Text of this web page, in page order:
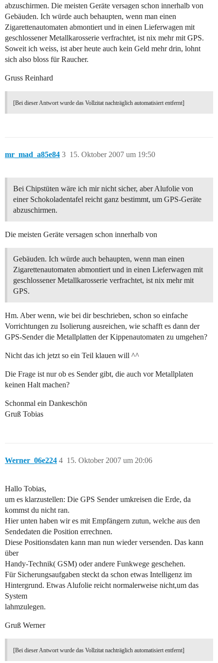
abzuschirmen. Die meisten Geräte versagen schon innerhalb von
Gebäuden. Ich würde auch behaupten, wenn man einen
Zigarettenautomaten abmontiert und in einen Lieferwagen mit
geschlossener Metallkarosserie verfrachtet, ist nix mehr mit GPS.
Soweit ich weiss, ist aber heute auch kein Geld mehr drin, lohnt
sich also bloss für Raucher.
Gruss Reinhard
[Bei dieser Antwort wurde das Vollzitat nachträglich automatisiert entfernt]
mr_mad_a85e84 15. Oktober 2007 um 19:50
3
Bei Chipstüten wäre ich mir nicht sicher, aber Alufolie von
einer Schokoladentafel reicht ganz bestimmt, um GPS-Geräte
abzuschirmen.
Die meisten Geräte versagen schon innerhalb von
Gebäuden. Ich würde auch behaupten, wenn man einen
Zigarettenautomaten abmontiert und in einen Lieferwagen mit
geschlossener Metallkarosserie verfrachtet, ist nix mehr mit
GPS.
Hm. Aber wenn, wie bei dir beschrieben, schon so einfache
Vorrichtungen zu Isolierung ausreichen, wie schafft es dann der
GPS-Sender die Metallplatten der Kippenautomaten zu umgehen?
Nicht das ich jetzt so ein Teil klauen will ^^
Die Frage ist nur ob es Sender gibt, die auch vor Metallplaten
keinen Halt machen?
Schonmal ein Dankeschön
Gruß Tobias
Werner_06e224 15. Oktober 2007 um 20:06
4
Hallo Tobias,
um es klarzustellen: Die GPS Sender umkreisen die Erde, da
kommst du nicht ran.
Hier unten haben wir es mit Empfängern zutun, welche aus den
Sendedaten die Position errechnen.
Diese Positionsdaten kann man nun wieder versenden. Das kann
über
Handy-Technik( GSM) oder andere Funkwege geschehen.
Für Sicherungsaufgaben steckt da schon etwas Intelligenz im
Hintergrund. Etwas Alufolie reicht normalerweise nicht,um das
System
lahmzulegen.
Gruß Werner
[Bei dieser Antwort wurde das Vollzitat nachträglich automatisiert entfernt]